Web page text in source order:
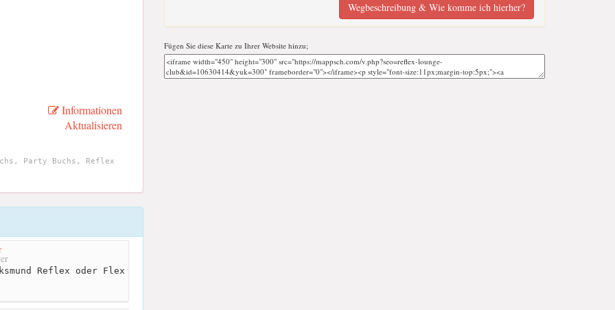
Informationen
Aktualisieren
Party Buchs, Reflex
Reflex oder Flex
Wegbeschreibung & Wie komme ich hierher?
Fügen Sie diese Karte zu Ihrer Website hinzu;